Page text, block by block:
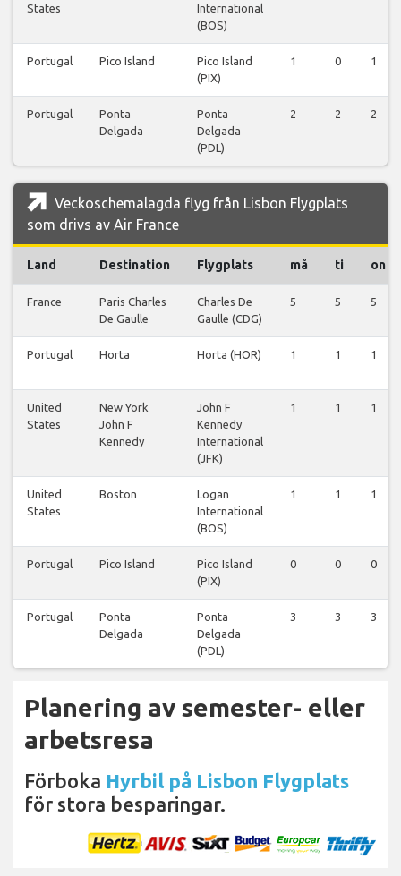
States
International
(BOS)
Portugal Pico Island
Pico Island
(PIX)
1 0 1
Portugal
Ponta
Delgada
Ponta
Delgada
(PDL)
2 2 2
Veckoschemalagda flyg från Lisbon Flygplats
som drivs av Air France
Land Destination Flygplats må ti on
France
Paris Charles
De Gaulle
Charles De
Gaulle (CDG)
5 5 5
Portugal Horta Horta (HOR) 1 1 1
United
States
New York
John F
Kennedy
John F
Kennedy
International
(JFK)
1 1 1
United
States
Boston
Logan
International
(BOS)
1 1 1
Portugal Pico Island
Pico Island
(PIX)
0 0 0
Portugal
Ponta
Delgada
Ponta
Delgada
(PDL)
3 3 3
Planering av semester- eller
arbetsresa
Förboka Hyrbil på Lisbon Flygplats
för stora besparingar.